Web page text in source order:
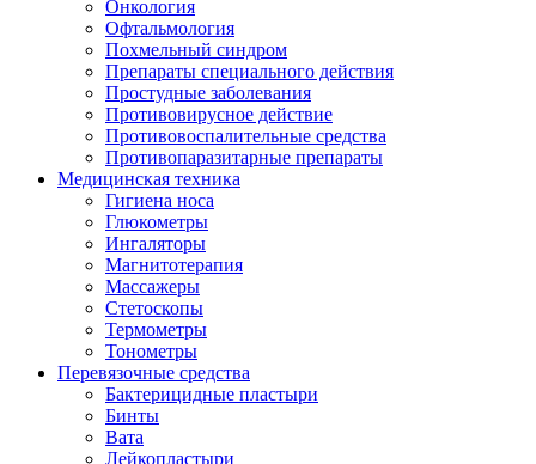
Онкология
Офтальмология
Похмельный синдром
Препараты специального действия
Простудные заболевания
Противовирусное действие
Противовоспалительные средства
Противопаразитарные препараты
Медицинская техника
Гигиена носа
Глюкометры
Ингаляторы
Магнитотерапия
Массажеры
Стетоскопы
Термометры
Тонометры
Перевязочные средства
Бактерицидные пластыри
Бинты
Вата
Лейкопластыри